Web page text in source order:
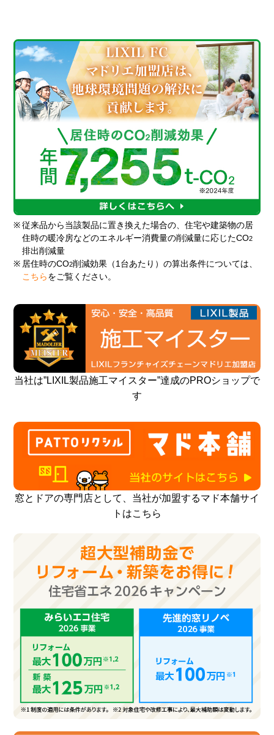
※ 従来品から当該製品に置き換えた場合の、住宅や建築物の居
住時の暖冷房などのエネルギー消費量の削減量に応じたCO2
排出削減量
※ 居住時のCO2削減効果（1台あたり）の算出条件については、
こちら をご覧ください。
当社は”LIXIL製品施工マイスター”達成のPROショップで
す
窓とドアの専門店として、当社が加盟するマド本舗サイ
トはこちら